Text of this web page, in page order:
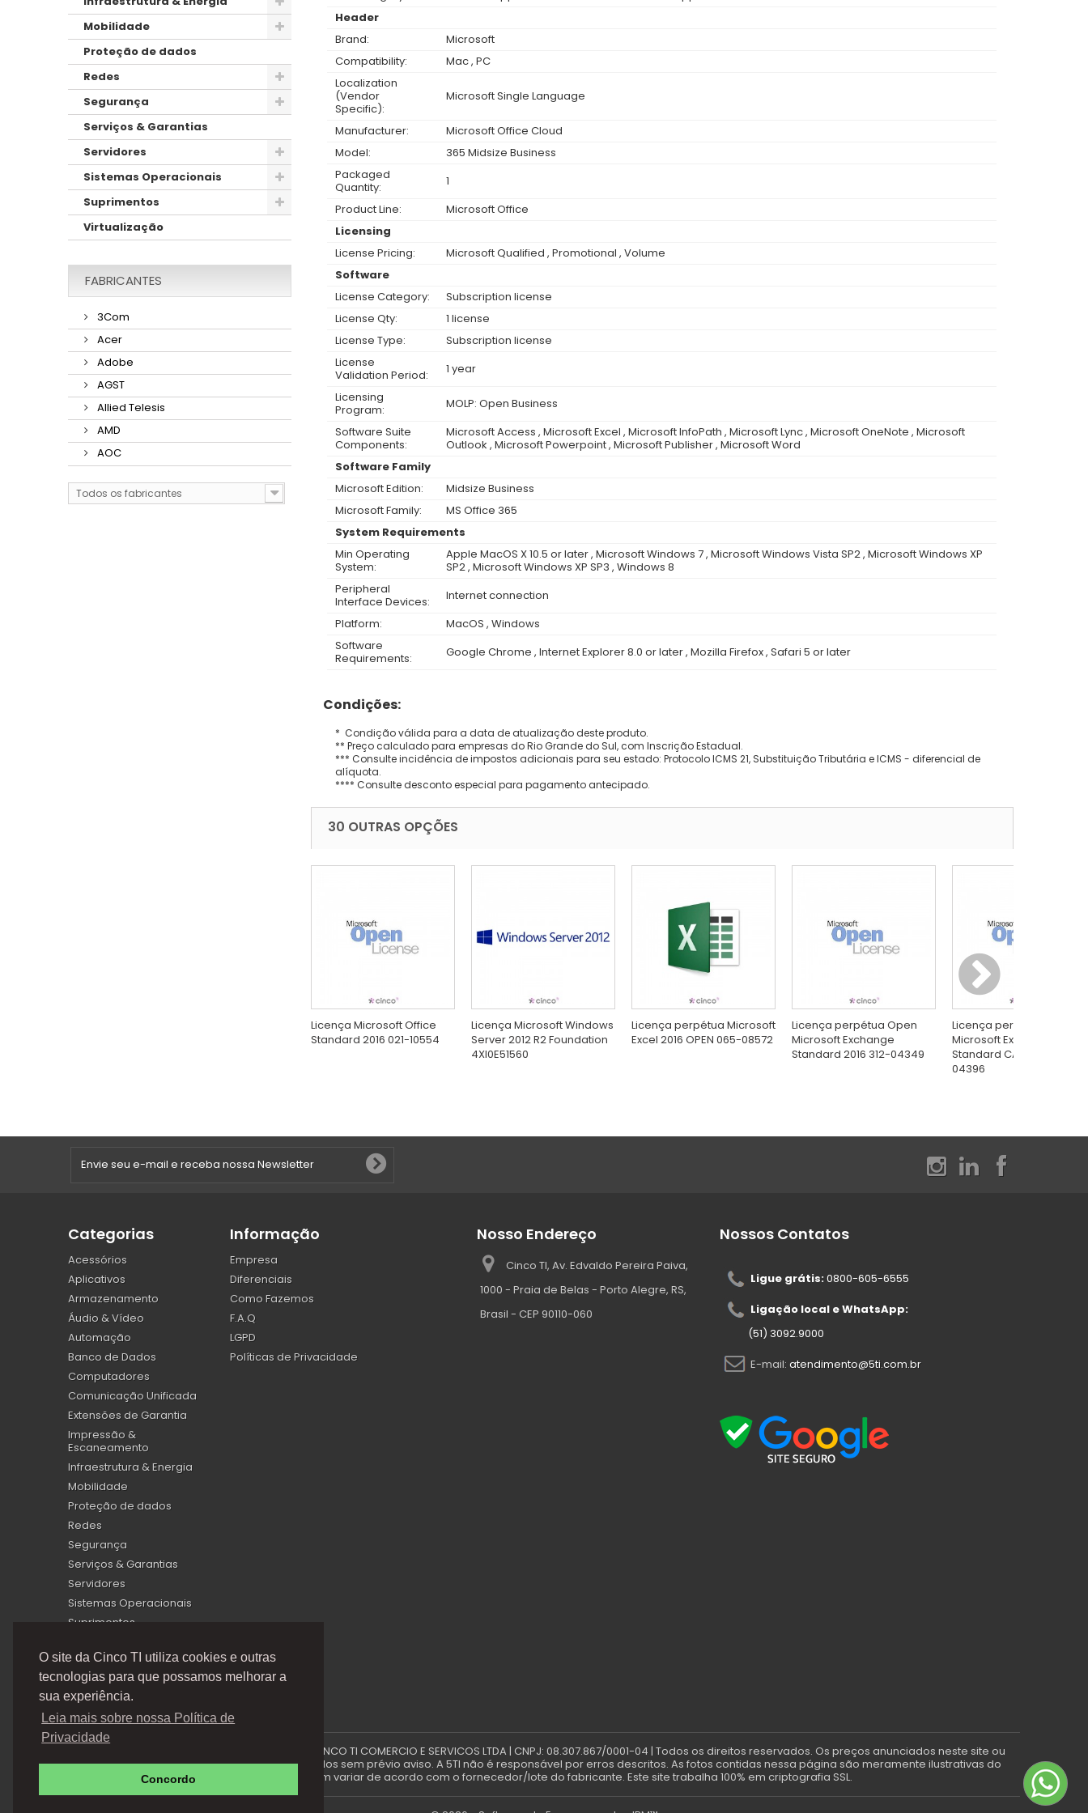
O site da Cinco TI utiliza cookies e outras
tecnologias para que possamos melhorar a
sua experiência.
Leia mais sobre nossa Política de
Privacidade
Concordo
Mobilidade
Proteção de dados
Redes
Segurança
Serviços & Garantias
Servidores
Sistemas Operacionais
Suprimentos
Virtualização
FABRICANTES
3Com
Acer
Adobe
AGST
Allied Telesis
AMD
AOC
Todos os fabricantes
Header
Brand:
Microsoft
Compatibility:
Mac , PC
Localization
(Vendor
Specific):
Microsoft Single Language
Manufacturer:
Microsoft Office Cloud
Model:
365 Midsize Business
Packaged
Quantity:
1
Product Line:
Microsoft Office
Licensing
License Pricing:
Microsoft Qualified , Promotional , Volume
Software
License Category:
Subscription license
License Qty:
1 license
License Type:
Subscription license
License
Validation Period:
1 year
Licensing
Program:
MOLP: Open Business
Software Suite
Components:
Microsoft Access , Microsoft Excel , Microsoft InfoPath , Microsoft Lync , Microsoft OneNote , Microsoft
Outlook , Microsoft Powerpoint , Microsoft Publisher , Microsoft Word
Software Family
Microsoft Edition:
Midsize Business
Microsoft Family:
MS Office 365
System Requirements
Min Operating
System:
Apple MacOS X 10.5 or later , Microsoft Windows 7 , Microsoft Windows Vista SP2 , Microsoft Windows XP
SP2 , Microsoft Windows XP SP3 , Windows 8
Peripheral
Interface Devices:
Internet connection
Platform:
MacOS , Windows
Software
Requirements:
Google Chrome , Internet Explorer 8.0 or later , Mozilla Firefox , Safari 5 or later
Condições:
* Condição válida para a data de atualização deste produto.
** Preço calculado para empresas do Rio Grande do Sul, com Inscrição Estadual.
*** Consulte incidência de impostos adicionais para seu estado: Protocolo ICMS 21, Substituição Tributária e ICMS - diferencial de
alíquota.
**** Consulte desconto especial para pagamento antecipado.
30 OUTRAS OPÇÕES
Licença Microsoft Office
Standard 2016 021-10554
Licença Microsoft Windows
Server 2012 R2 Foundation
4XI0E51560
Licença perpétua Microsoft
Excel 2016 OPEN 065-08572
Licença perpétua Open
Microsoft Exchange
Standard 2016 312-04349
Licença perpétua Open
Microsoft Exchange
Standard CAL 2016 381-
04396
Categorias
Acessórios
Aplicativos
Armazenamento
Áudio & Vídeo
Automação
Banco de Dados
Computadores
Comunicação Unificada
Extensões de Garantia
Impressão &
Escaneamento
Infraestrutura & Energia
Mobilidade
Proteção de dados
Redes
Segurança
Serviços & Garantias
Servidores
Sistemas Operacionais
Suprimentos
Informação
Empresa
Diferenciais
Como Fazemos
F.A.Q
LGPD
Políticas de Privacidade
A Cinco TI (5TI) é uma marca registrada de CINCO TI COMERCIO E SERVICOS LTDA | CNPJ: 08.307.867/0001-04 | Todos os direitos reservados. Os preços anunciados neste site ou
via e-mails promocionais podem ser alterados sem prévio aviso. A 5TI não é responsável por erros descritos. As fotos contidas nessa página são meramente ilustrativas do
produto e podem variar de acordo com o fornecedor/lote do fabricante. Este site trabalha 100% em criptografia SSL.
Nosso Endereço
Cinco TI, Av. Edvaldo Pereira Paiva,
1000 - Praia de Belas - Porto Alegre, RS,
Brasil - CEP 90110-060
Nossos Contatos
Ligue grátis:0800-605-6555
Ligação local e WhatsApp:
(51) 3092.9000
E-mail: atendimento@5ti.com.br